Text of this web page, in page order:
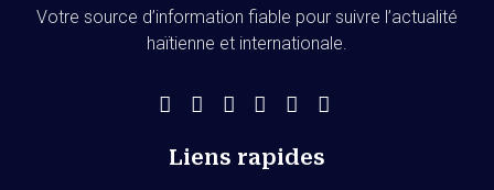
Votre source d’information fiable pour suivre l’actualité
haïtienne et internationale.
Liens rapides